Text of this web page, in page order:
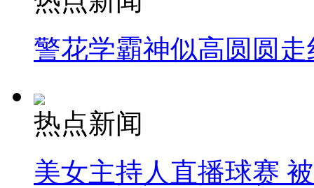
警花学霸神似高圆圆走
热点新闻
美女主持人直播球赛